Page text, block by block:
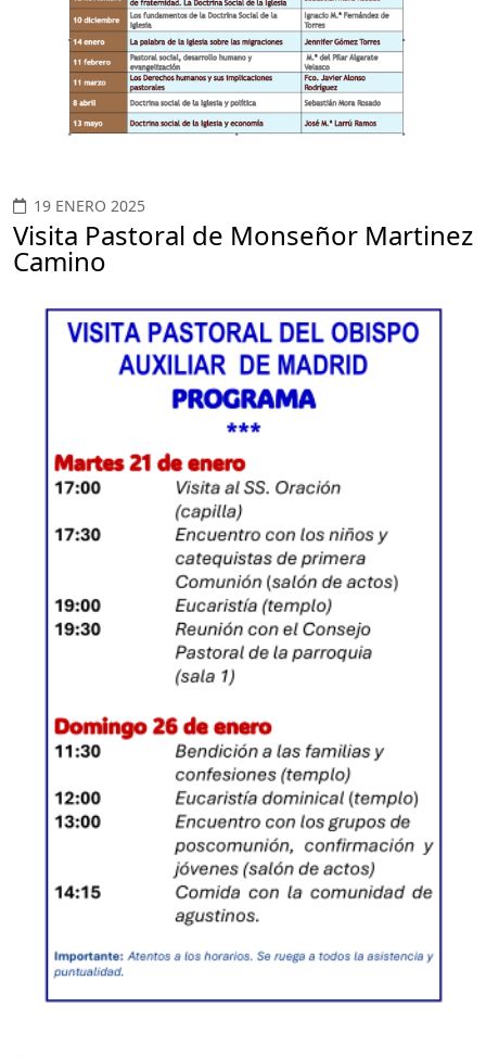
19 ENERO 2025
Visita Pastoral de Monseñor Martinez
Camino